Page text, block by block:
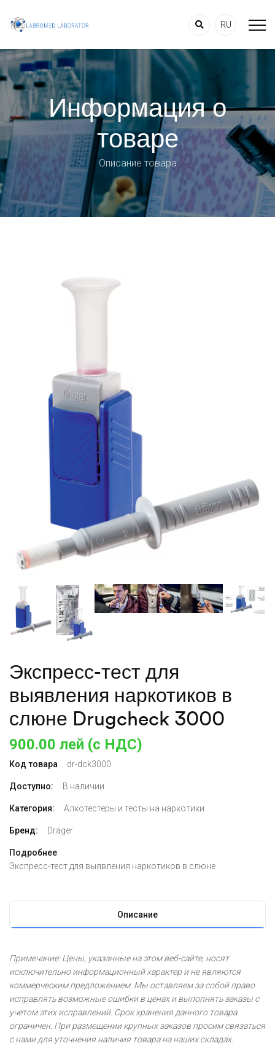
RU
Информация о
товаре
Описание товара
Экспресс-тест для
выявления наркотиков в
слюне Drugcheck 3000
900.00 лей (с НДС)
Код товара dr-dck3000
Доступно: В наличии
Категория: Алкотестеры и тесты на наркотики
Бренд: Dräger
Подробнее
Экспресс-тест для выявления наркотиков в слюне
Описание
Примечание: Цены, указанные на этом веб-сайте, носят
исключительно информационный характер и не являются
коммерческим предложением. Мы оставляем за собой право
исправлять возможные ошибки в ценах и выполнять заказы с
учетом этих исправлений. Срок хранения данного товара
ограничен. При размещении крупных заказов просим связаться
с нами для уточнения наличия товара на наших складах.